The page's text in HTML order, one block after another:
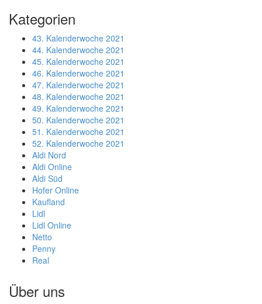
Kategorien
43. Kalenderwoche 2021
44. Kalenderwoche 2021
45. Kalenderwoche 2021
46. Kalenderwoche 2021
47. Kalenderwoche 2021
48. Kalenderwoche 2021
49. Kalenderwoche 2021
50. Kalenderwoche 2021
51. Kalenderwoche 2021
52. Kalenderwoche 2021
Aldi Nord
Aldi Online
Aldi Süd
Hofer Online
Kaufland
Lidl
Lidl Online
Netto
Penny
Real
Über uns